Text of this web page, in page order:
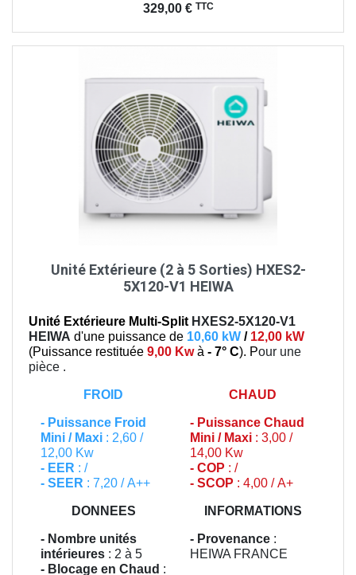
329,00 € TTC
Unité Extérieure (2 à 5 Sorties) HXES2-
5X120-V1 HEIWA
Unité Extérieure Multi-Split HXES2-5X120-V1
HEIWA d'une puissance de 10,60 kW / 12,00 kW
(Puissance restituée 9,00 Kwà - 7° C). Pour une
pièce .
FROID
- Puissance Froid
Mini / Maxi : 2,60 /
12,00 Kw
- EER : /
- SEER : 7,20 / A++
CHAUD
- Puissance Chaud
Mini / Maxi : 3,00 /
14,00 Kw
- COP : /
- SCOP : 4,00 / A+
DONNEES
- Nombre unités
intérieures : 2 à 5
- Blocage en Chaud :
INFORMATIONS
- Provenance :
HEIWA FRANCE